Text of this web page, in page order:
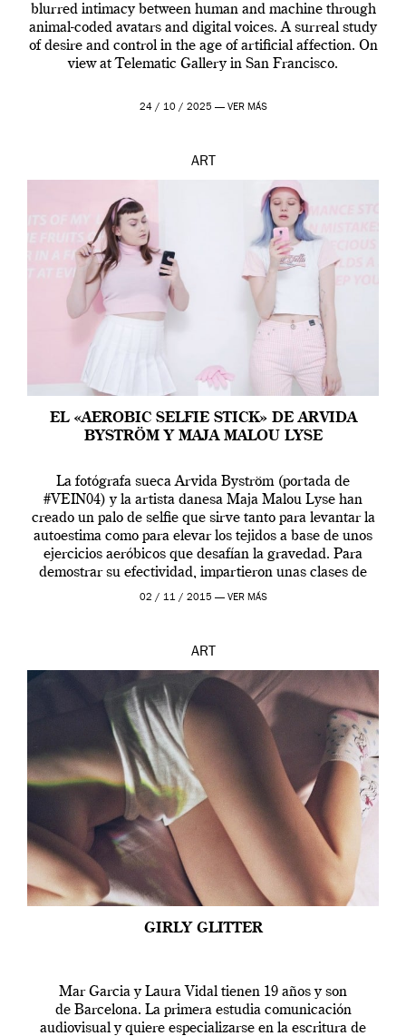
blurred intimacy between human and machine through
animal-coded avatars and digital voices. A surreal study
of desire and control in the age of artificial affection. On
view at Telematic Gallery in San Francisco.
24 / 10 / 2025 — VER MÁS
ART
EL «AEROBIC SELFIE STICK» DE ARVIDA
BYSTRÖM Y MAJA MALOU LYSE
La fotógrafa sueca Arvida Byström (portada de
#VEIN04) y la artista danesa Maja Malou Lyse han
creado un palo de selfie que sirve tanto para levantar la
autoestima como para elevar los tejidos a base de unos
ejercicios aeróbicos que desafían la gravedad. Para
demostrar su efectividad, impartieron unas clases de
prueba en el Tate […]
02 / 11 / 2015 — VER MÁS
ART
GIRLY GLITTER
Mar Garcia y Laura Vidal tienen 19 años y son
de Barcelona. La primera estudia comunicación
audiovisual y quiere especializarse en la escritura de